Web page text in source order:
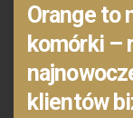
Orange to
komórki –
klientów